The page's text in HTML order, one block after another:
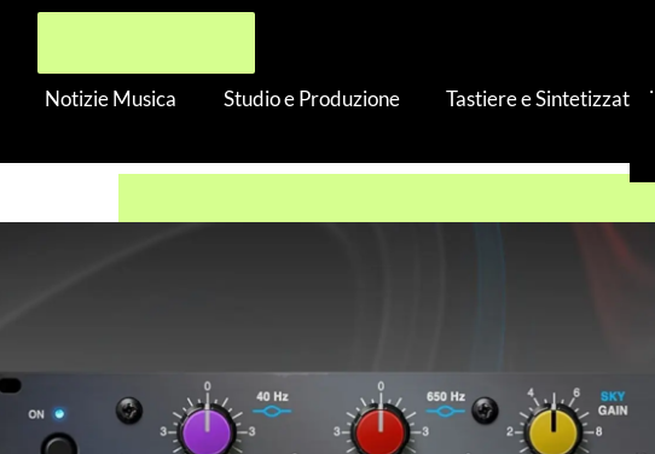
Notizie Musica Studio e Produzione Tastiere e Sintetizzatori